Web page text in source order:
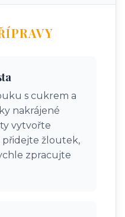
s cukrem a
nakrájené
vytvořte
žloutek,
zpracujte